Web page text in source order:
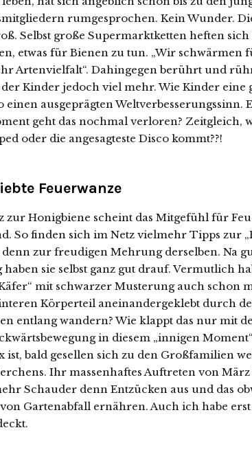
rumgesprochen. Kein Wunder.
Selbst große Supermarktketten heften sich
etwas für Bienen zu tun. „Wir schwärmen
Artenvielfalt“. Dahingegen berührt und
der Kinder jedoch viel mehr. Wie Kinder
einen ausgeprägten Weltverbesserungssinn.
geht das nochmal verloren? Zeitgleich,
oder die angesagteste Disco kommt??!
Feuerwanze
zur Honigbiene scheint das Mitgefühl für
So finden sich im Netz vielmehr Tipps zur
zur freudigen Mehrung derselben. Na
sie selbst ganz gut drauf. Vermutlich
mit schwarzer Musterung auch schon
Körperteil aneinandergeklebt durch
entlang wandern? Wie klappt das nur mit
in diesem „innigen
ist, bald gesellen sich zu den Großfamilien
Ihr massenhaftes Auftreten von März
Schauder denn Entzücken aus und das
Gartenabfall ernähren. Auch ich habe